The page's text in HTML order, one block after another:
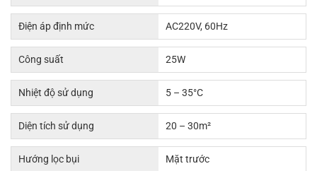
Điện áp định mức AC220V, 60Hz
Công suất 25W
Nhiệt độ sử dụng 5 – 35°C
Diện tích sử dụng 20 – 30m²
Hướng lọc bụi Mặt trước